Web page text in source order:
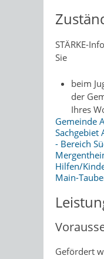
STÄRKE-
Sie
beim
der
Ihres
Gemeinde
Sachgebiet
- Bereich
Hilfen/
Main-
Gefördert